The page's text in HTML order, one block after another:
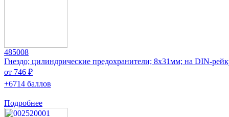
485008
Гнездо; цилиндрические предохранители; 8x31мм; на DIN-
от 746 ₽
+6714 баллов
Подробнее